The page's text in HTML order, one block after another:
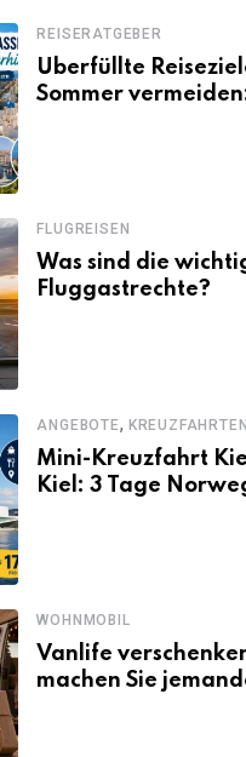
REISERATGEBER
Überfüllte
Sommer vermeiden:
FLUGREISEN
Was sind die
Fluggastrechte?
ANGEBOTE, KREUZFAHRTEN
Mini-Kreuzfahrt
Kiel: 3 Tage
WOHNMOBIL
Vanlife
machen Sie